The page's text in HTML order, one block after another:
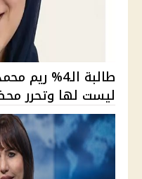
طالبة الـ4%
ليست لها وتحرر